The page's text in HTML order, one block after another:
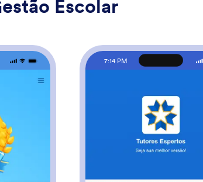
Escolar
: App de Quiz
7:14 PM
Visualizar